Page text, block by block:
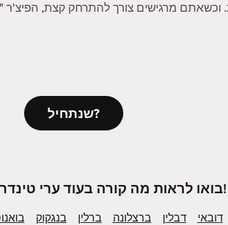
שנתחיל?
בואו לראות מה קורה בעוד ערי טינדר באזור שלכם!
בנגקוק ברלין ברצלונה דבלין דובאי